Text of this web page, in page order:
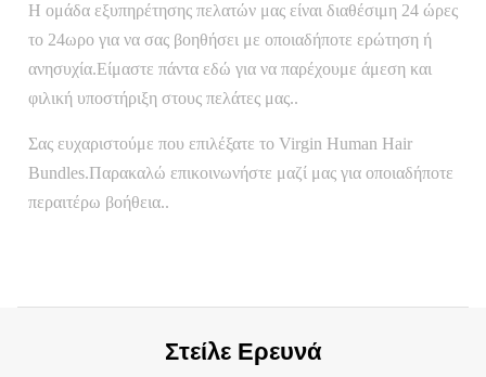
Η ομάδα εξυπηρέτησης πελατών μας είναι διαθέσιμη 24 ώρες
το 24ωρο για να σας βοηθήσει με οποιαδήποτε ερώτηση ή
ανησυχία.Είμαστε πάντα εδώ για να παρέχουμε άμεση και
φιλική υποστήριξη στους πελάτες μας..
Σας ευχαριστούμε που επιλέξατε το Virgin Human Hair
Bundles.Παρακαλώ επικοινωνήστε μαζί μας για οποιαδήποτε
περαιτέρω βοήθεια..
Στείλε Ερευνά